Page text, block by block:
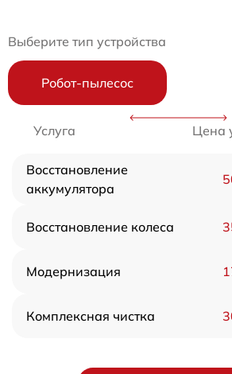
Выберите тип устройства
Робот-пылесос
Услуга Цена
Восстановление
аккумулятора
Восстановление колеса
Модернизация
Комплексная чистка